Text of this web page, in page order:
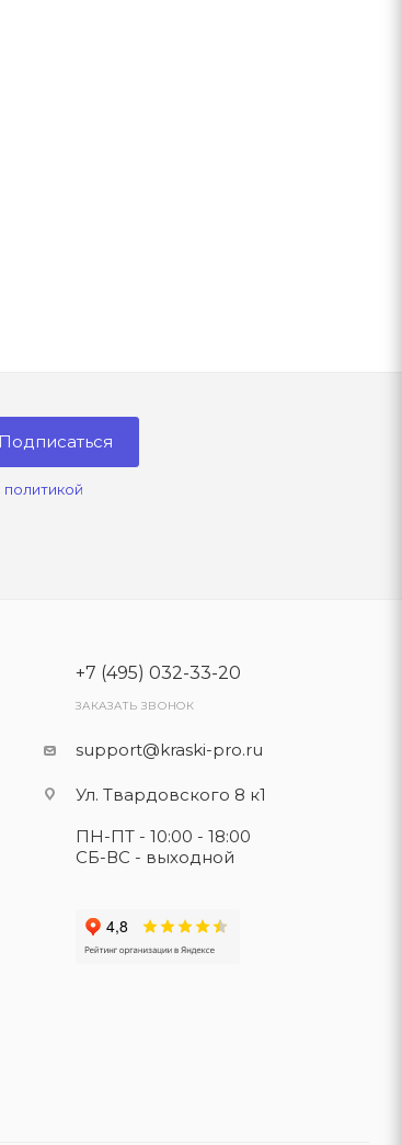
Подписаться
политикой
+7 (495) 032-33-20
ЗАКАЗАТЬ ЗВОНОК
support@kraski-pro.ru
Ул. Твардовского 8 к1
ПН-ПТ - 10:00 - 18:00
СБ-ВС - выходной